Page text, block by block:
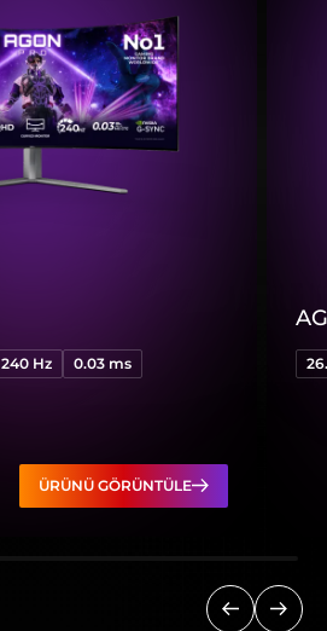
Önceki
240 Hz 0.03 ms
ÜRÜNÜ GÖRÜNTÜLE